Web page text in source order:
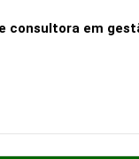
consultora em